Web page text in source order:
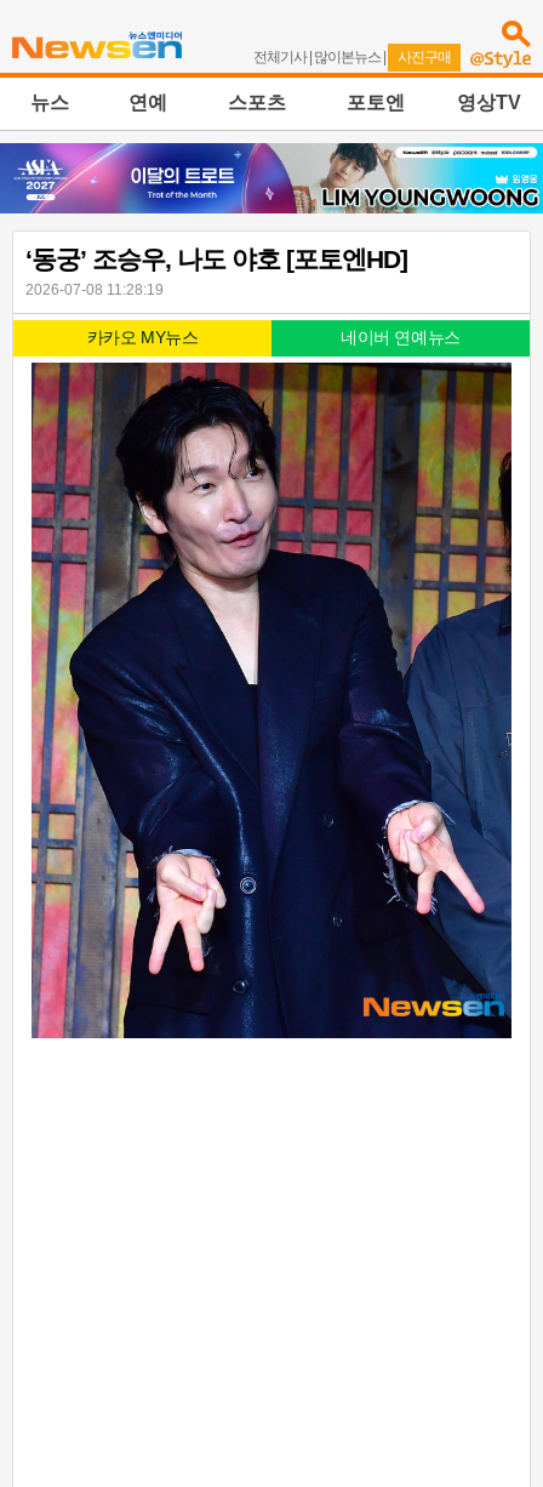
전체기사| 많이본뉴스 | 사진구매
뉴스 연예 스포츠 포토엔 영상TV
‘동궁’ 조승우, 나도 야호 [포토엔HD]
2026-07-08 11:28:19
카카오 MY뉴스 네이버 연예뉴스